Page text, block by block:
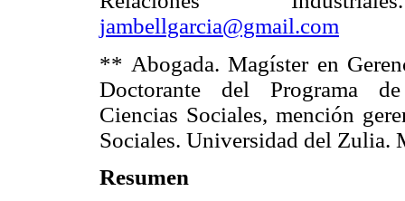
jambellgarcia@gmail.com
** Abogada. Magíster en
Doctorante del Programa
Ciencias Sociales, mención
Sociales. Universidad del Zulia.
Resumen